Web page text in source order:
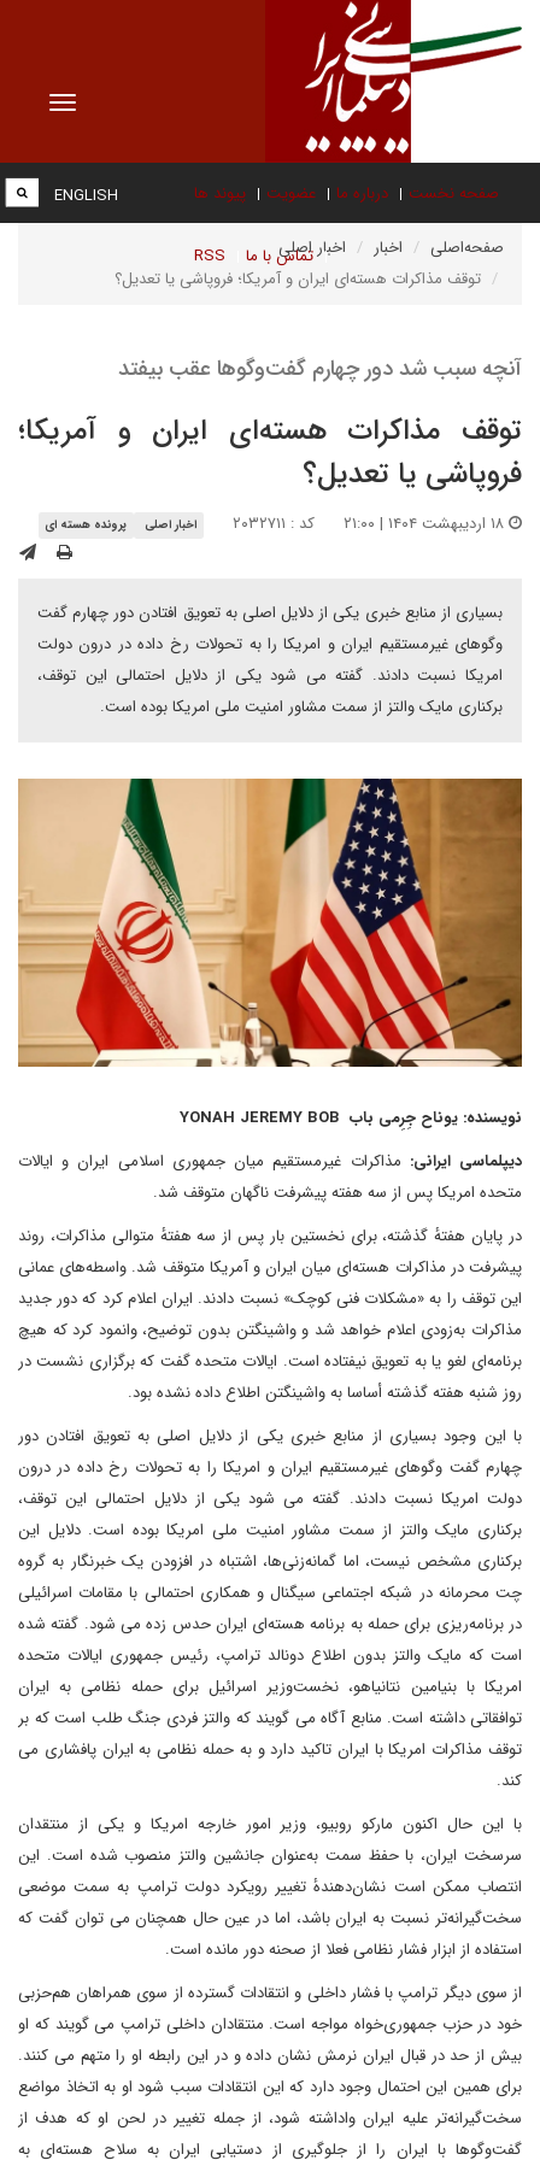
Toggle
صفحه نخست درباره ما عضویت پیوند ها
تماس با ما RSS
ENGLISH
صفحه‌اصلی اخبار
اخبار اصلی
توقف مذاکرات هسته‌ای ایران و آمریکا؛ فروپاشی یا تعدیل؟
آنچه سبب شد دور چهارم گفت‌وگوها عقب بیفتد
توقف مذاکرات هسته‌ای ایران و آمریکا؛
فروپاشی یا تعدیل؟
کد : ۲۰۳۲۷۱۱ اخبار اصلی پرونده هسته ای
بسیاری از منابع خبری یکی از دلایل اصلی به تعویق افتادن دور چهارم گفت
وگوهای غیرمستقیم ایران و امریکا را به تحولات رخ داده در درون دولت
امریکا نسبت دادند. گفته می شود یکی از دلایل احتمالی این توقف،
برکناری مایک والتز از سمت مشاور امنیت ملی امریکا بوده است.
نویسنده: یوناح جِرِمی باب YONAH JEREMY BOB
دیپلماسی ایرانی: مذاکرات غیرمستقیم میان جمهوری اسلامی ایران و ایالات
متحده امریکا پس از سه هفته پیشرفت ناگهان متوقف شد.
در پایان هفتهٔ گذشته، برای نخستین بار پس از سه هفتهٔ متوالی مذاکرات، روند
پیشرفت در مذاکرات هسته‌ای میان ایران و آمریکا متوقف شد. واسطه‌های عمانی
این توقف را به «مشکلات فنی کوچک» نسبت دادند. ایران اعلام کرد که دور جدید
مذاکرات به‌زودی اعلام خواهد شد و واشینگتن بدون توضیح، وانمود کرد که هیچ
برنامه‌ای لغو یا به تعویق نیفتاده است. ایالات متحده گفت که برگزاری نشست در
روز شنبه هفته گذشته أساسا به واشینگتن اطلاع داده نشده بود.
با این وجود بسیاری از منابع خبری یکی از دلایل اصلی به تعویق افتادن دور
چهارم گفت وگوهای غیرمستقیم ایران و امریکا را به تحولات رخ داده در درون
دولت امریکا نسبت دادند. گفته می شود یکی از دلایل احتمالی این توقف،
برکناری مایک والتز از سمت مشاور امنیت ملی امریکا بوده است. دلایل این
برکناری مشخص نیست، اما گمانه‌زنی‌ها، اشتباه در افزودن یک خبرنگار به گروه
چت محرمانه در شبکه اجتماعی سیگنال و همکاری احتمالی با مقامات اسرائیلی
در برنامه‌ریزی برای حمله به برنامه هسته‌ای ایران حدس زده می شود. گفته شده
است که مایک والتز بدون اطلاع دونالد ترامپ، رئیس جمهوری ایالات متحده
امریکا با بنیامین نتانیاهو، نخست‌وزیر اسرائیل برای حمله نظامی به ایران
توافقاتی داشته است. منابع آگاه می گویند که والتز فردی جنگ طلب است که بر
توقف مذاکرات امریکا با ایران تاکید دارد و به حمله نظامی به ایران پافشاری می
کند.
با این حال اکنون مارکو روبیو، وزیر امور خارجه امریکا و یکی از منتقدان
سرسخت ایران، با حفظ سمت به‌عنوان جانشین والتز منصوب شده است. این
انتصاب ممکن است نشان‌دهندهٔ تغییر رویکرد دولت ترامپ به سمت موضعی
سخت‌گیرانه‌تر نسبت به ایران باشد، اما در عین حال همچنان می توان گفت که
استفاده از ابزار فشار نظامی فعلا از صحنه دور مانده است.
از سوی دیگر ترامپ با فشار داخلی و انتقادات گسترده از سوی همراهان هم‌حزبی
خود در حزب جمهوری‌خواه مواجه است. منتقادان داخلی ترامپ می گویند که او
بیش از حد در قبال ایران نرمش نشان داده و در این رابطه او را متهم می کنند.
برای همین این احتمال وجود دارد که این انتقادات سبب شود او به اتخاذ مواضع
سخت‌گیرانه‌تر علیه ایران واداشته شود، از جمله تغییر در لحن او که هدف از
گفت‌وگوها با ایران را از جلوگیری از دستیابی ایران به سلاح هسته‌ای به